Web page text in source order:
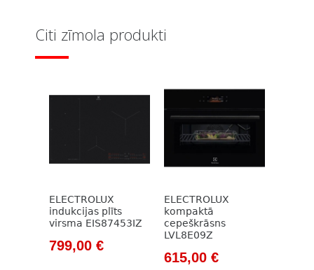
Citi zīmola produkti
ELECTROLUX
indukcijas plīts
virsma EIS87453IZ
Original
799,00 €Current
ELECTROLUX
kompaktā
cepeškrāsns
LVL8E09Z
Original
615,00 €Current